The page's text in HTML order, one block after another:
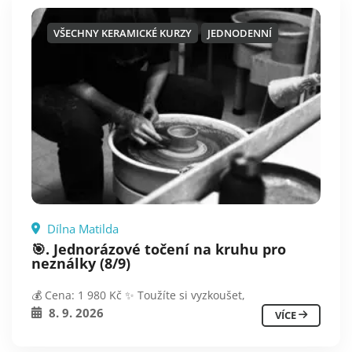
VŠECHNY KERAMICKÉ KURZY JEDNODENNÍ
Dílna Matilda
🎯. Jednorázové točení na kruhu pro
neználky (8/9)
💰 Cena: 1 980 Kč ✨ Toužíte si vyzkoušet,
8. 9. 2026 VÍCE